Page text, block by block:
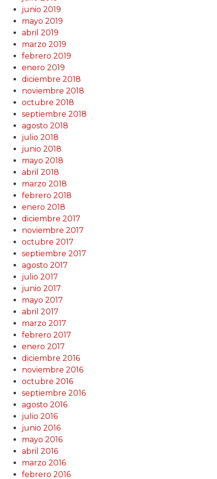
junio 2019
mayo 2019
abril 2019
marzo 2019
febrero 2019
enero 2019
diciembre 2018
noviembre 2018
octubre 2018
septiembre 2018
agosto 2018
julio 2018
junio 2018
mayo 2018
abril 2018
marzo 2018
febrero 2018
enero 2018
diciembre 2017
noviembre 2017
octubre 2017
septiembre 2017
agosto 2017
julio 2017
junio 2017
mayo 2017
abril 2017
marzo 2017
febrero 2017
enero 2017
diciembre 2016
noviembre 2016
octubre 2016
septiembre 2016
agosto 2016
julio 2016
junio 2016
mayo 2016
abril 2016
marzo 2016
febrero 2016